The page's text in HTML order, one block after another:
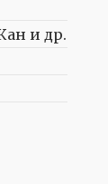
и др.